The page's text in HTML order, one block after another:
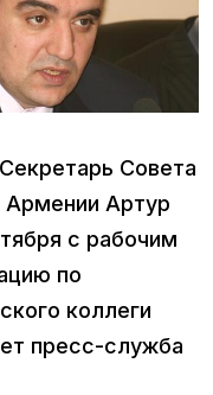
Совета
Армении Артур
с рабочим
по
коллеги
пресс-служба